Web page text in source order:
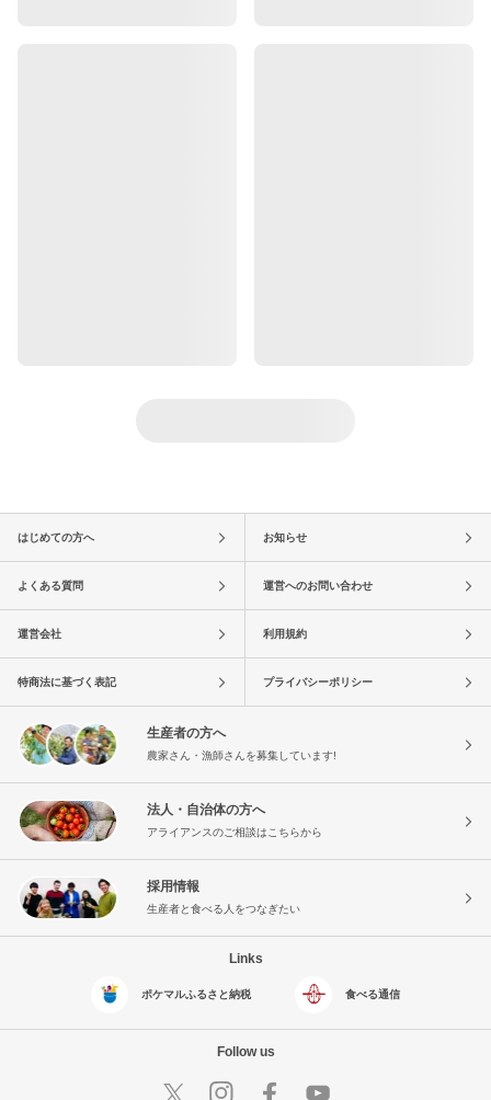
はじめての方へ お知らせ
よくある質問 運営へのお問い合わせ
運営会社 利用規約
特商法に基づく表記 プライバシーポリシー
生産者の方へ
農家さん・漁師さんを募集しています!
法人・自治体の方へ
アライアンスのご相談はこちらから
採用情報
生産者と食べる人をつなぎたい
Links
ポケマルふるさと納税 食べる通信
Follow us